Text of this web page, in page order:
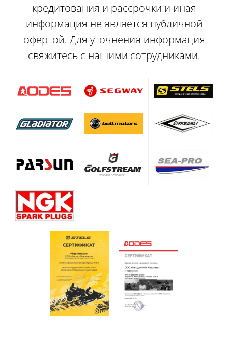
кредитования и рассрочки и иная
информация не является публичной
офертой. Для уточнения информация
свяжитесь с нашими сотрудниками.